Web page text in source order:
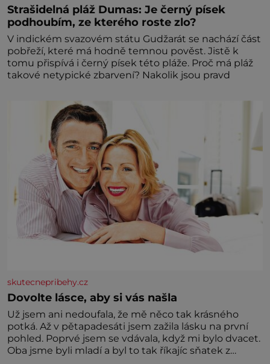
Strašidelná pláž Dumas: Je černý písek
podhoubím, ze kterého roste zlo?
V indickém svazovém státu Gudžarát se nachází část
pobřeží, které má hodně temnou pověst. Jistě k
tomu přispívá i černý písek této pláže. Proč má pláž
takové netypické zbarvení? Nakolik jsou pravd
skutecnepribehy.cz
Dovolte lásce, aby si vás našla
Už jsem ani nedoufala, že mě něco tak krásného
potká. Až v pětapadesáti jsem zažila lásku na první
pohled. Poprvé jsem se vdávala, když mi bylo dvacet.
Oba jsme byli mladí a byl to tak říkajíc sňatek z